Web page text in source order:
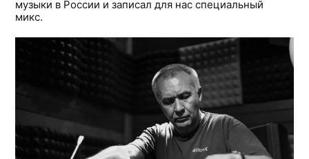
музыки в России и записал для нас специальный
микс.